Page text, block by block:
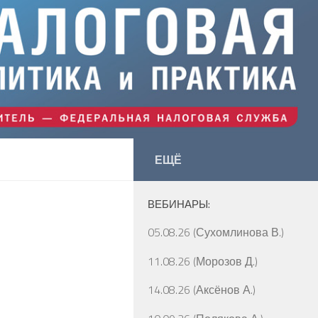
ЕЩЁ
ВЕБИНАРЫ:
05.08.26 (Сухомлинова В.)
11.08.26 (Морозов Д.)
14.08.26 (Аксёнов А.)